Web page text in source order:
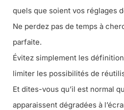
quels que soient vos réglages
Ne perdez pas de temps à
parfaite.
Évitez simplement les
limiter les possibilités de
Et dites-vous qu’il est normal
apparaissent dégradées à